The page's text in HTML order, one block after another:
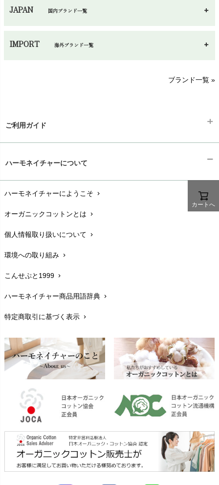
JAPAN 国内ブランド一覧
生活アートクラブ
nanadecor（ナナデェコール）
ぬくぐるみ工房
Haruulala（ハルウララ）
Pantyliners Organics（パンティライナーズ）
plantia（プランティア）
PRISTINE（プリスティン）
IMPORT海外ブランド一覧
kidscase（キッズケース）
LITTLE INDIANS（リトルインディアンズ）
maggies（マギーズ）
MAINIO（マイニオ）
MAUD N LIL（モード・ン・リル）
maxomorra（マクソモーラ）
Molo（モロ）
My Little Cozmo（マイリトルコズモ）
NATURAPURA（ナチュラプラ）
Nukleus（ニュクレス）
ブランド一覧 »
カートへ
ご利用ガイド
配送と送料chevron_right
在庫状況と発送予定chevron_right
サイズ・寸法chevron_right
生地・素材chevron_right
お手入れについて
レビューを書こうchevron_right
返品交換chevron_right
FAXでのご注文
お問い合わせchevron_right
ハーモネイチャーについて
ハーモネイチャーにようこそ chevron_right
オーガニックコットンとは chevron_right
個人情報取り扱いについて chevron_right
環境への取り組み chevron_right
こんせぷと1999 chevron_right
ハーモネイチャー商品用語辞典 chevron_right
特定商取引に基づく表示 chevron_right